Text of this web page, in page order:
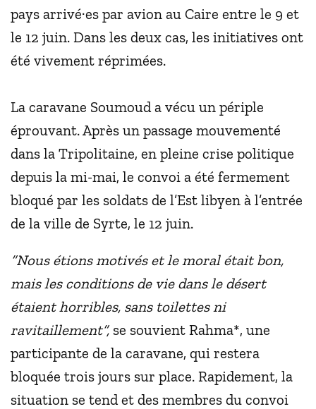
pays arrivé·es par avion au Caire entre le 9 et
le 12 juin. Dans les deux cas, les initiatives ont
été vivement réprimées.
La caravane Soumoud a vécu un périple
éprouvant. Après un passage mouvementé
dans la Tripolitaine, en pleine crise politique
depuis la mi-mai, le convoi a été fermement
bloqué par les soldats de l’Est libyen à l’entrée
de la ville de Syrte, le 12 juin.
“Nous étions motivés et le moral était bon,
mais les conditions de vie dans le désert
étaient horribles, sans toilettes ni
ravitaillement”, se souvient Rahma*, une
participante de la caravane, qui restera
bloquée trois jours sur place. Rapidement, la
situation se tend et des membres du convoi